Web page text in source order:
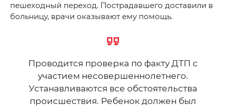
пешеходный переход. Пострадавшего доставили в
больницу, врачи оказывают ему помощь.
Проводится проверка по факту ДТП с
участием несовершеннолетнего.
Устанавливаются все обстоятельства
происшествия. Ребенок должен был